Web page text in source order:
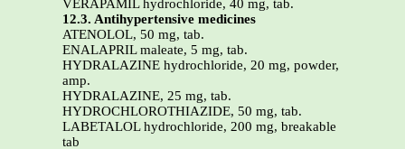
VERAPAMIL hydrochloride, 40 mg, tab.
12.3. Antihypertensive medicines
ATENOLOL, 50 mg, tab.
ENALAPRIL maleate, 5 mg, tab.
HYDRALAZINE hydrochloride, 20 mg, powder,
amp.
HYDRALAZINE, 25 mg, tab.
HYDROCHLOROTHIAZIDE, 50 mg, tab.
LABETALOL hydrochloride, 200 mg, breakable
tab